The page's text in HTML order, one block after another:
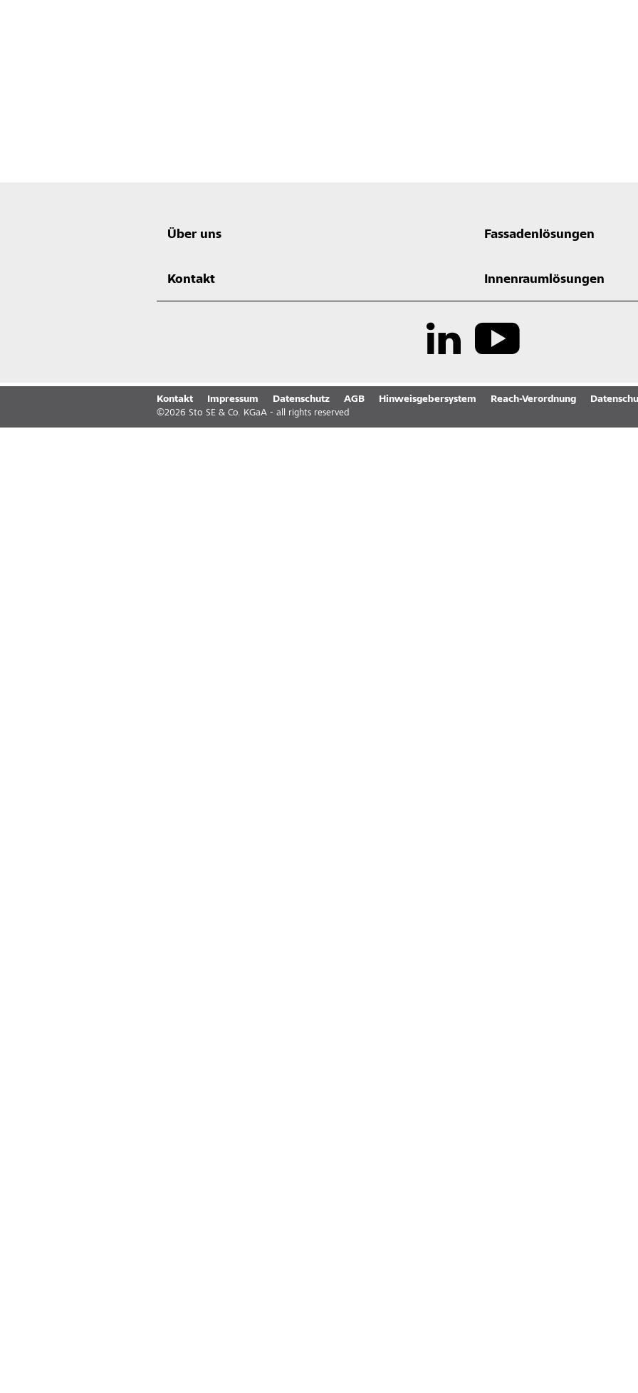
Über uns Fassadenlösungen
Kontakt Innenraumlösungen
Kontakt Impressum Datenschutz AGB Hinweisgebersystem Reach-Verordnung
©2026 Sto SE & Co. KGaA - all rights reserved